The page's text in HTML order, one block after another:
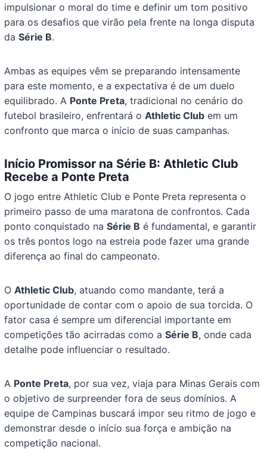
impulsionar o moral do time e definir um tom positivo
para os desafios que virão pela frente na longa disputa
daSérie B.
Ambas as equipes vêm se preparando intensamente
para este momento, e a expectativa é de um duelo
equilibrado. A Ponte Preta, tradicional no cenário do
futebol brasileiro, enfrentará oAthletic Club em um
confronto que marca o início de suas campanhas.
Início Promissor na Série B: Athletic Club
Recebe a Ponte Preta
O jogo entre Athletic Club e Ponte Preta representa o
primeiro passo de uma maratona de confrontos. Cada
ponto conquistado naSérie B é fundamental, e garantir
os três pontos logo na estreia pode fazer uma grande
diferença ao final do campeonato.
OAthletic Club, atuando como mandante, terá a
oportunidade de contar com o apoio de sua torcida. O
fator casa é sempre um diferencial importante em
competições tão acirradas como aSérie B, onde cada
detalhe pode influenciar o resultado.
A Ponte Preta, por sua vez, viaja para Minas Gerais com
o objetivo de surpreender fora de seus domínios. A
equipe de Campinas buscará impor seu ritmo de jogo e
demonstrar desde o início sua força e ambição na
competição nacional.